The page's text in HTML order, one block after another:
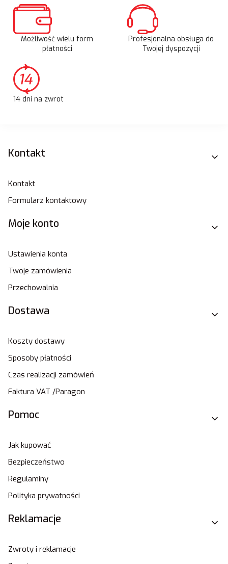
Możliwość wielu form
płatności
Profesjonalna obsługa do
Twojej dyspozycji
14 dni na zwrot
Linki w stopce
Kontakt
Kontakt
Formularz kontaktowy
Moje konto
Ustawienia konta
Twoje zamówienia
Przechowalnia
Dostawa
Koszty dostawy
Sposoby płatności
Czas realizacji zamówień
Faktura VAT /Paragon
Pomoc
Jak kupować
Bezpieczeństwo
Regulaminy
Polityka prywatności
Reklamacje
Zwroty i reklamacje